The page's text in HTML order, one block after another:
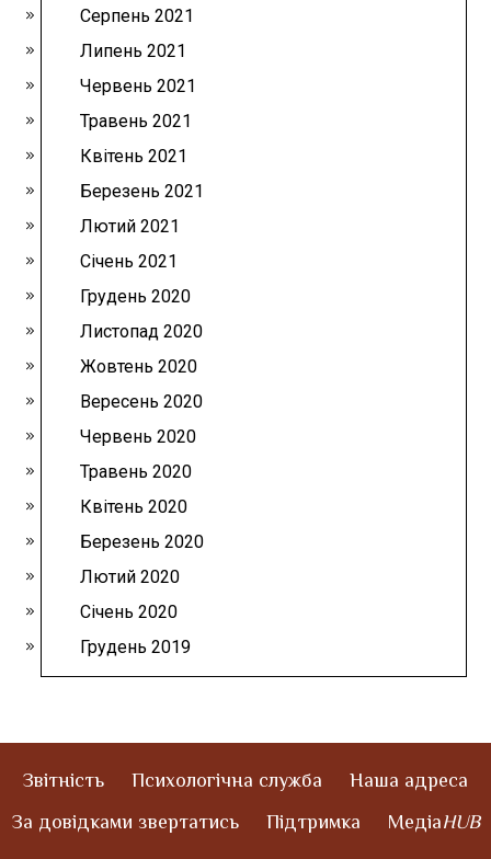
Серпень 2021
Липень 2021
Червень 2021
Травень 2021
Квітень 2021
Березень 2021
Лютий 2021
Січень 2021
Грудень 2020
Листопад 2020
Жовтень 2020
Вересень 2020
Червень 2020
Травень 2020
Квітень 2020
Березень 2020
Лютий 2020
Січень 2020
Грудень 2019
Звітність Психологічна служба
Наша адреса
За довідками звертатись
Підтримка МедіаHUB